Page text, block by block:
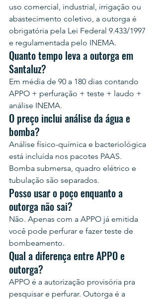
uso comercial, industrial, irrigação ou
abastecimento coletivo, a outorga é
obrigatória pela Lei Federal 9.433/1997
e regulamentada pelo INEMA.
Quanto tempo leva a outorga em
Santaluz?
Em média de 90 a 180 dias contando
APPO + perfuração + teste + laudo +
análise INEMA.
O preço inclui análise da água e
bomba?
Análise físico-química e bacteriológica
está incluída nos pacotes PAAS.
Bomba submersa, quadro elétrico e
tubulação são separados.
Posso usar o poço enquanto a
outorga não sai?
Não. Apenas com a APPO já emitida
você pode perfurar e fazer teste de
bombeamento.
Qual a diferença entre APPO e
outorga?
APPO é a autorização provisória pra
pesquisar e perfurar. Outorga é a